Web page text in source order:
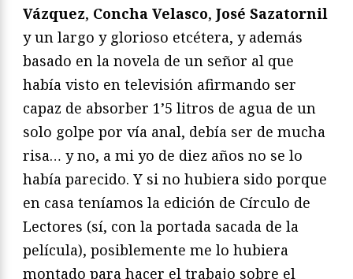
Vázquez, Concha Velasco, José Sazatornil
y un largo y glorioso etcétera, y además
basado en la novela de un señor al que
había visto en televisión afirmando ser
capaz de absorber 1’5 litros de agua de un
solo golpe por vía anal, debía ser de mucha
risa… y no, a mi yo de diez años no se lo
había parecido. Y si no hubiera sido porque
en casa teníamos la edición de Círculo de
Lectores (sí, con la portada sacada de la
película), posiblemente me lo hubiera
montado para hacer el trabajo sobre el